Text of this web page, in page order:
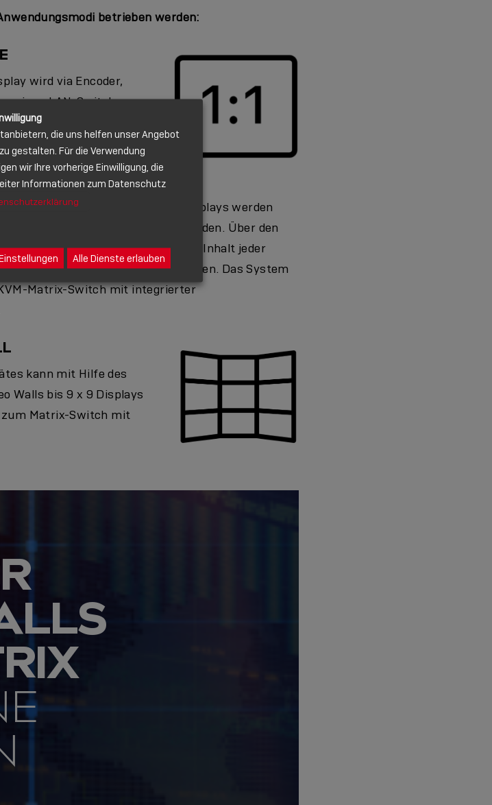
betrieben werden:
wird via Encoder,
einen LAN-Switch
in dieser Konstellation
IP-Netzwerk.
/ MANY TO MANY
Quellgeräte und mehrere Displays werden
zu einem AV-Netzwerk verbunden. Über den
eingebundenen Controller kann der Inhalt jeder
auf jedes Display geschaltet werden. Das System
Matrix-Switch mit integrierter
kann mit Hilfe des
Walls bis 9 x 9 Displays
Matrix-Switch mit
die uns helfen unser Angebot
gestalten. Für die Verwendung
wir Ihre vorherige Einwilligung, die
Informationen zum Datenschutz
Alle Dienste erlauben